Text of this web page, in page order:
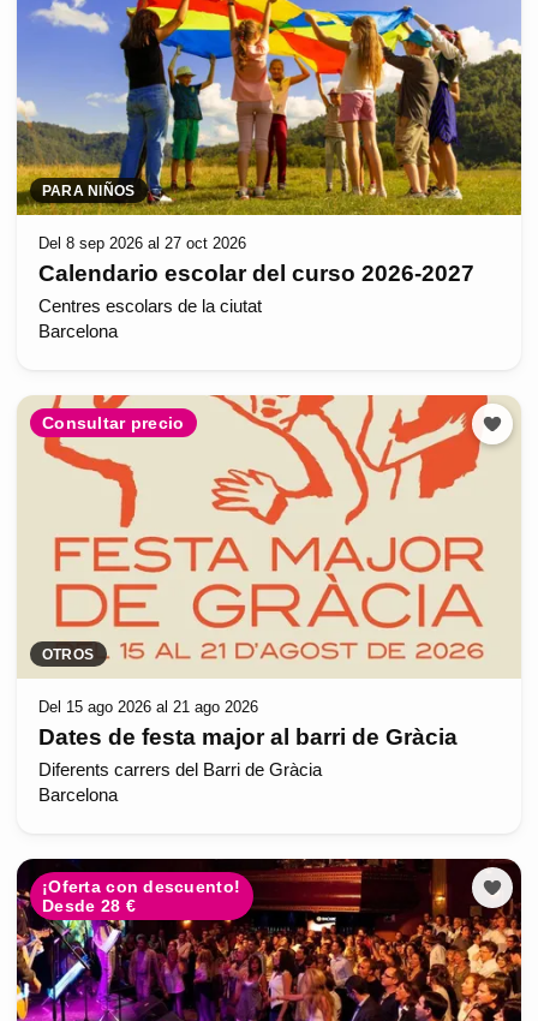
PARA NIÑOS
Del 8 sep 2026 al 27 oct 2026
Calendario escolar del curso 2026-2027
Centres escolars de la ciutat
Barcelona
Consultar precio
OTROS
Del 15 ago 2026 al 21 ago 2026
Dates de festa major al barri de Gràcia
Diferents carrers del Barri de Gràcia
Barcelona
¡Oferta con descuento!
Desde 28 €